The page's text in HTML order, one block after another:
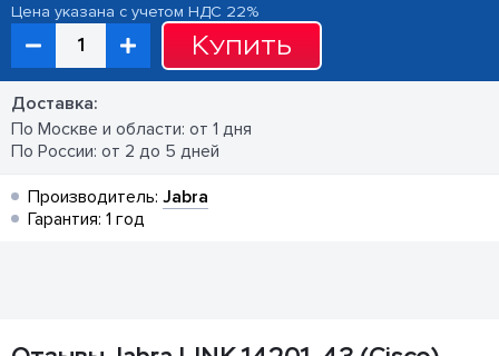
Цена указана с учетом НДС 22%
Купить
Доставка:
По Москве и области: от 1 дня
По России: от 2 до 5 дней
Производитель: Jabra
Гарантия: 1 год